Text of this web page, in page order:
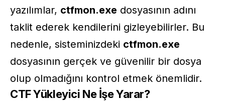
yazılımlar, ctfmon.exe dosyasının adını
taklit ederek kendilerini gizleyebilirler. Bu
nedenle, sisteminizdeki ctfmon.exe
dosyasının gerçek ve güvenilir bir dosya
olup olmadığını kontrol etmek önemlidir.
CTF Yükleyici Ne İşe Yarar?